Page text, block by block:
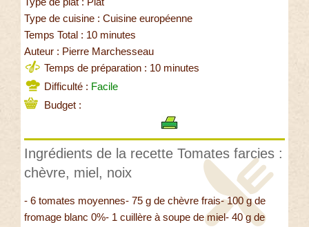
Type de cuisine : Cuisine européenne
Temps Total : 10 minutes
Auteur : Pierre Marchesseau
Temps de préparation : 10 minutes
Difficulté : Facile
Budget :
Ingrédients de la recette Tomates farcies :
chèvre, miel, noix
- 6 tomates moyennes- 75 g de chèvre frais- 100 g de
fromage blanc 0%- 1 cuillère à soupe de miel- 40 g de